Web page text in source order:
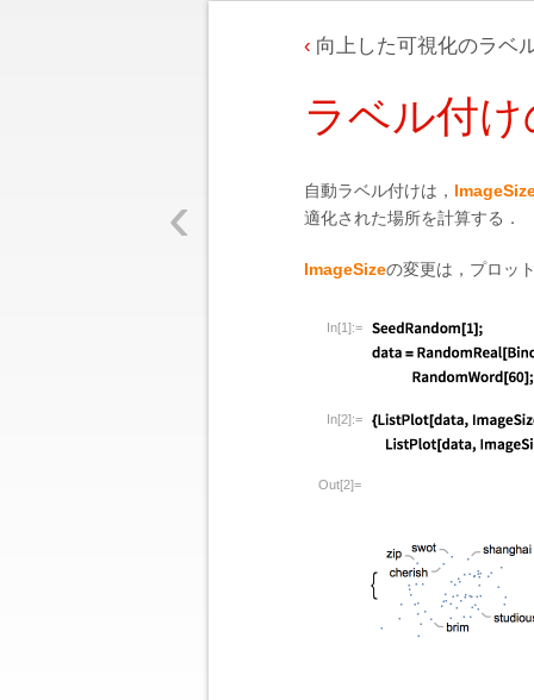
‹
向上した可視化のラベ
ラベル付
自動ラベル付けは，
適化された場所を計算する．
ImageSizeの変更は，プロッ
In[1]:=
In[2]:=
Out[2]=